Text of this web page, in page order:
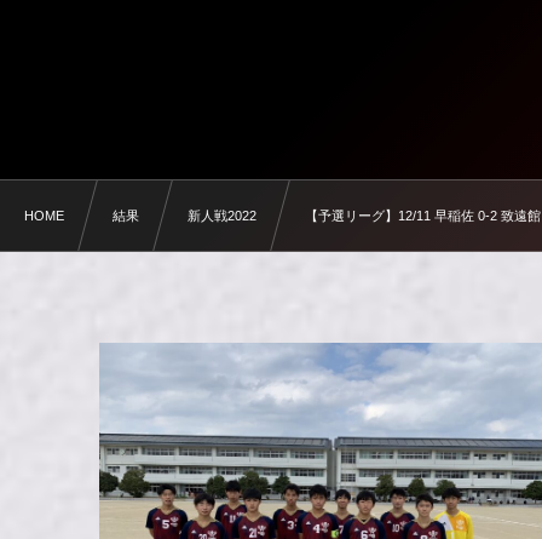
HOME 結果 新人戦2022 【予選リーグ】12/11 早稲佐 0-2 致遠館